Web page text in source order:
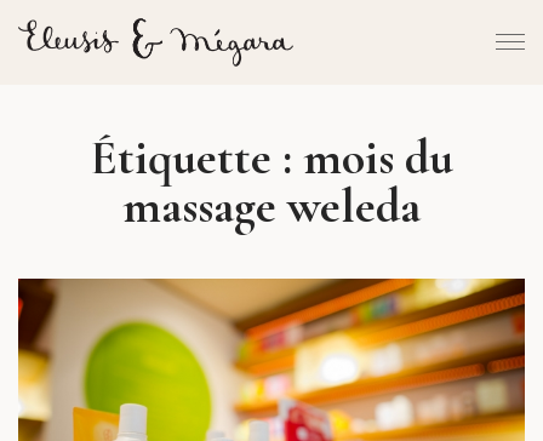
Étiquette : mois du
massage weleda